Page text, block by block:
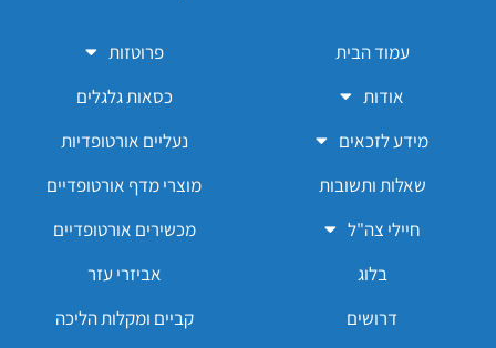
עמוד הבית
אודות
מידע לזכאים
שאלות ותשובות
חיילי צה"ל
בלוג
דרושים
פרוטזות
כסאות גלגלים
נעליים אורטופדיות
מוצרי מדף אורטופדיים
מכשירים אורטופדיים
אביזרי עזר
קביים ומקלות הליכה